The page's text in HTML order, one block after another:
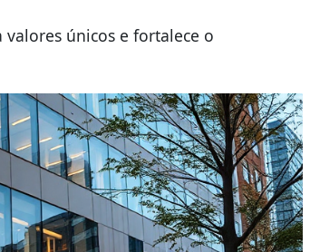
valores únicos e fortalece o